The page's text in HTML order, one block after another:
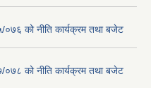
०७६ को नीति कार्यक्रम तथा बजेट
०७८ को नीति कार्यक्रम तथा बजेट